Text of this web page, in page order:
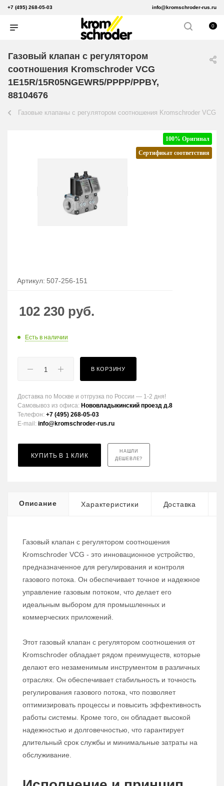
+7 (495) 268-05-03 info@kromschroder-rus.ru
0
Газовый клапан с регулятором
соотношения Kromschroder VCG
1E15R/15R05NGEWR5/PPPP/PPBY,
88104676
Газовые клапаны с регулятором соотношения Kromschroder VCG
100% Оригинал
Сертификат соответствия
Артикул: 507-256-151
102 230 руб.
Есть в наличии
В КОРЗИНУ
Доставка по Москве и отгрузка по России — 1-2 дня!
Самовывоз из офиса: Нововладыкинский проезд д.8
Телефон: +7 (495) 268-05-03
E-mail: info@kromschroder-rus.ru
КУПИТЬ В 1 КЛИК
НАШЛИ
ДЕШЕВЛЕ?
Описание Характеристики Доставка
Газовый клапан с регулятором соотношения
Kromschroder VCG - это инновационное устройство,
предназначенное для регулирования и контроля
газового потока. Он обеспечивает точное и надежное
управление газовым потоком, что делает его
идеальным выбором для промышленных и
коммерческих приложений.
Этот газовый клапан с регулятором соотношения от
Kromschroder обладает рядом преимуществ, которые
делают его незаменимым инструментом в различных
отраслях. Он обеспечивает стабильность и точность
регулирования газового потока, что позволяет
оптимизировать процессы и повысить эффективность
работы системы. Кроме того, он обладает высокой
надежностью и долговечностью, что гарантирует
длительный срок службы и минимальные затраты на
обслуживание.